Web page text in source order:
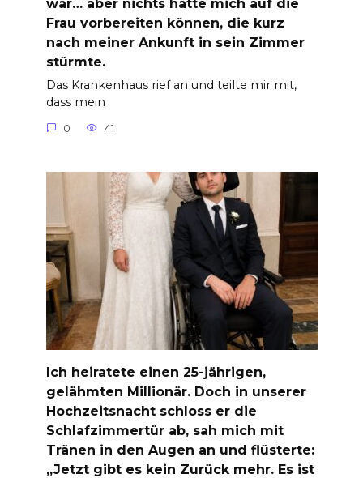
war… aber nichts hätte mich auf die
Frau vorbereiten können, die kurz
nach meiner Ankunft in sein Zimmer
stürmte.
Das Krankenhaus rief an und teilte mir mit,
dass mein
0 41
Ich heiratete einen 25-jährigen,
gelähmten Millionär. Doch in unserer
Hochzeitsnacht schloss er die
Schlafzimmertür ab, sah mich mit
Tränen in den Augen an und flüsterte:
„Jetzt gibt es kein Zurück mehr. Es ist